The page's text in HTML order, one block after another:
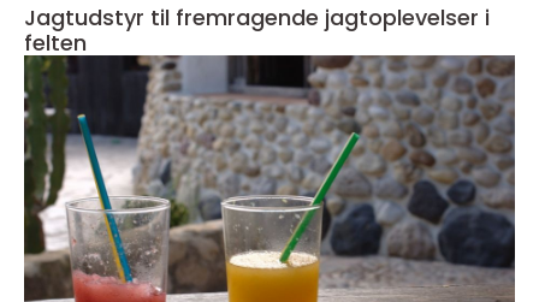
Jagtudstyr til fremragende jagtoplevelser i
felten